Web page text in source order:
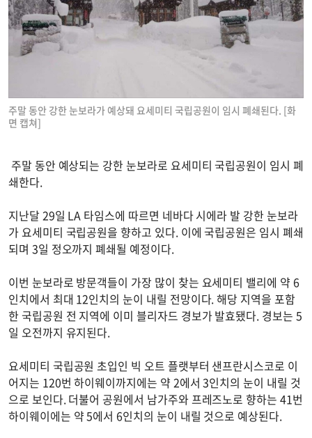
주말 동안 강한 눈보라가 예상돼 요세미티 국립공원이 임시 폐쇄된다. [화
면 캡쳐]
주말 동안 예상되는 강한 눈보라로 요세미티 국립공원이 임시 폐
쇄한다.
지난달 29일 LA 타임스에 따르면 네바다 시에라 발 강한 눈보라
가 요세미티 국립공원을 향하고 있다. 이에 국립공원은 임시 폐쇄
되며 3일 정오까지 폐쇄될 예정이다.
이번 눈보라로 방문객들이 가장 많이 찾는 요세미티 밸리에 약 6
인치에서 최대 12인치의 눈이 내릴 전망이다. 해당 지역을 포함
한 국립공원 전 지역에 이미 블리자드 경보가 발효됐다. 경보는 5
일 오전까지 유지된다.
요세미티 국립공원 초입인 빅 오트 플랫부터 샌프란시스코로 이
어지는 120번 하이웨이까지에는 약 2에서 3인치의 눈이 내릴 것
으로 보인다. 더불어 공원에서 남가주와 프레즈노로 향하는 41번
하이웨이에는 약 5에서 6인치의 눈이 내릴 것으로 예상된다.